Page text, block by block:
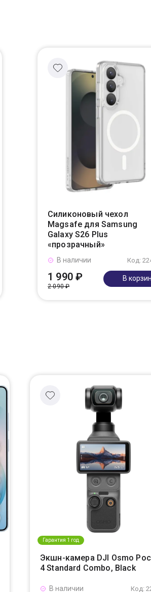
Силиконовый чехол
Magsafe для Samsung
Galaxy S26 Plus
«прозрачный»
Код:
В наличии
1 990 ₽
2 090 ₽
В
Гарантия 1 год
Экшн-камера DJI Osmo
4 Standard Combo, Black
Код:
В наличии